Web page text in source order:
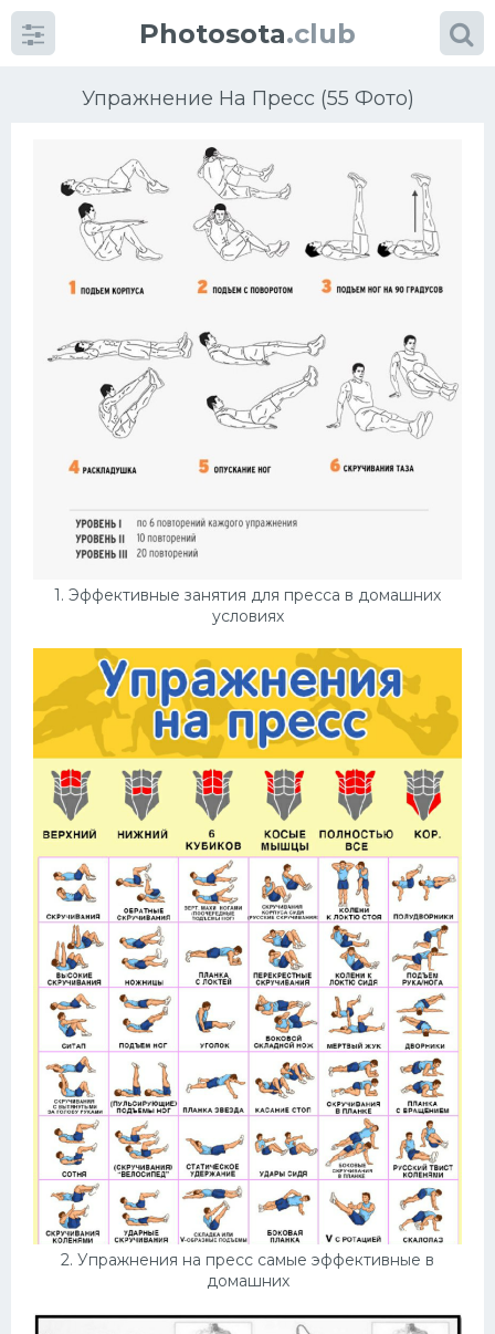
Photosota.club
Упражнение На Пресс (55 Фото)
1. Эффективные занятия для пресса в домашних
условиях
2. Упражнения на пресс самые эффективные в
домашних
Категории Фото
Много картинок...
Баскетбол
Хоккей
Конькобежный спорт